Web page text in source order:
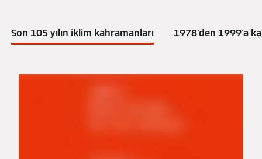
Son 105 yılın iklim kahramanları 1978'den 1999'a